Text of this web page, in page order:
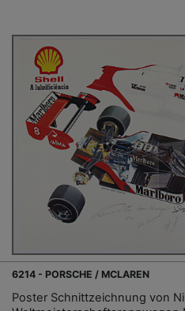
6214 - PORSCHE / MCLAREN
Poster Schnittzeichnung von